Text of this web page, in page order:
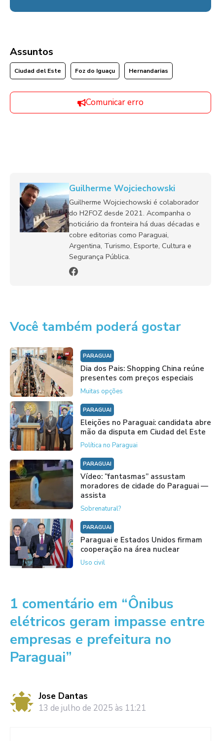
Assuntos
Ciudad del Este Foz do Iguaçu Hernandarias
Comunicar erro
Guilherme Wojciechowski
Guilherme Wojciechowski é colaborador
do H2FOZ desde 2021. Acompanha o
noticiário da fronteira há duas décadas e
cobre editorias como Paraguai,
Argentina, Turismo, Esporte, Cultura e
Segurança Pública.
Você também poderá gostar
PARAGUAI
Dia dos Pais: Shopping China reúne
presentes com preços especiais
Muitas opções
PARAGUAI
Eleições no Paraguai: candidata abre
mão da disputa em Ciudad del Este
Política no Paraguai
PARAGUAI
Vídeo: “fantasmas” assustam
moradores de cidade do Paraguai —
assista
Sobrenatural?
PARAGUAI
Paraguai e Estados Unidos firmam
cooperação na área nuclear
Uso civil
1 comentário em “Ônibus
elétricos geram impasse entre
empresas e prefeitura no
Paraguai”
Jose Dantas
13 de julho de 2025 às 11:21